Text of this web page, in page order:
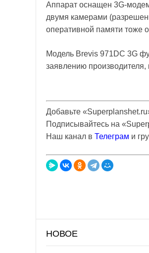
Аппарат оснащен 3G-
двумя камерами
оперативной памяти тоже
Модель Brevis 971DC 3G
заявлению
Добавьте
Подписывайтесь на
Наш канал в Телеграм и
НОВОЕ